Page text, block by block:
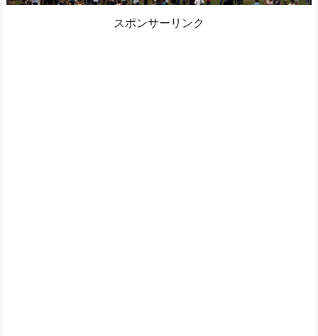
スポンサーリンク